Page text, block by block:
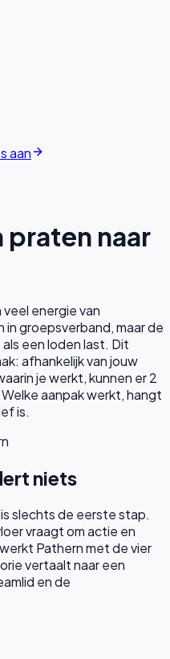
aan
praten naar
veel energie van
in groepsverband, maar de
een loden last. Dit
afhankelijk van jouw
je werkt, kunnen er2
aanpak werkt, hangt
is.
niets
slechts de eerste stap.
vraagt om actie en
Pathern met de vier
vertaalt naar een
en de